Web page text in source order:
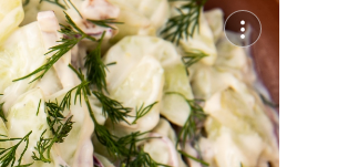
FLAN CASERO
50 min